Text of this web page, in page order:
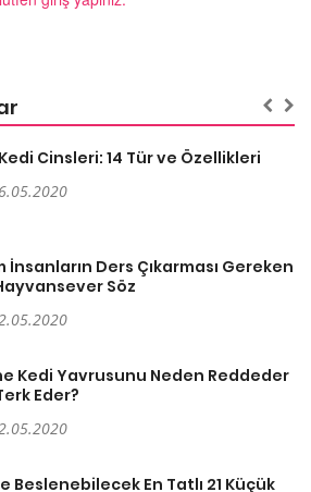
Cinsleri: 14 Tür ve Özellikleri
İnsanların Ders Çıkarması Gereken
Söz
Kedi Yavrusunu Neden Reddeder
Eder?
Beslenebilecek En Tatlı 21 Küçük